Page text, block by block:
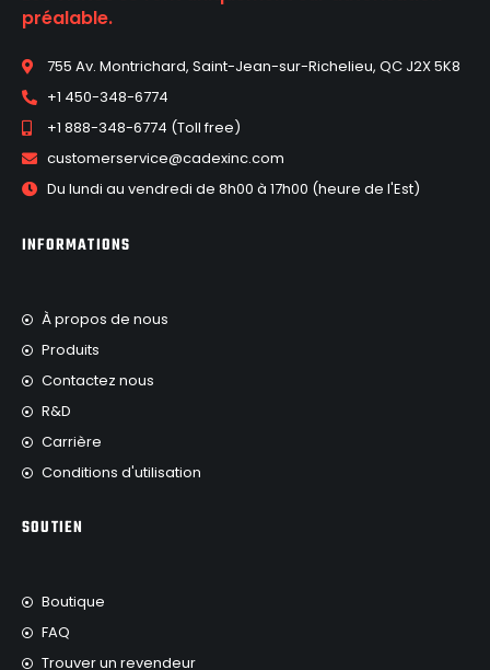
préalable.
755 Av. Montrichard, Saint-Jean-sur-Richelieu, QC J2X 5K8
+1 450-348-6774
+1 888-348-6774 (Toll free)
customerservice@cadexinc.com
Du lundi au vendredi de 8h00 à 17h00 (heure de l'Est)
INFORMATIONS
À propos de nous
Produits
Contactez nous
R&D
Carrière
Conditions d'utilisation
SOUTIEN
Boutique
FAQ
Trouver un revendeur